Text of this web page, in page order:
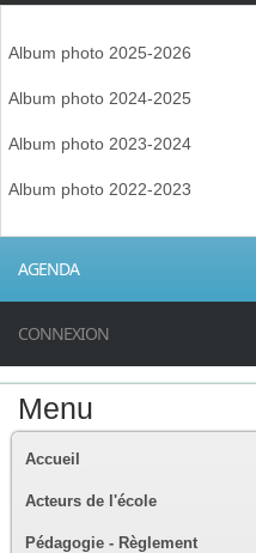
Album photo 2025-2026
Album photo 2024-2025
Album photo 2023-2024
Album photo 2022-2023
AGENDA
CONNEXION
Menu
Accueil
Acteurs de l'école
Pédagogie - Règlement